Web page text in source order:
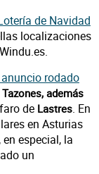
de Navidad
localizaciones
rodado
además
de Lastres. En
en Asturias
especial, la
un